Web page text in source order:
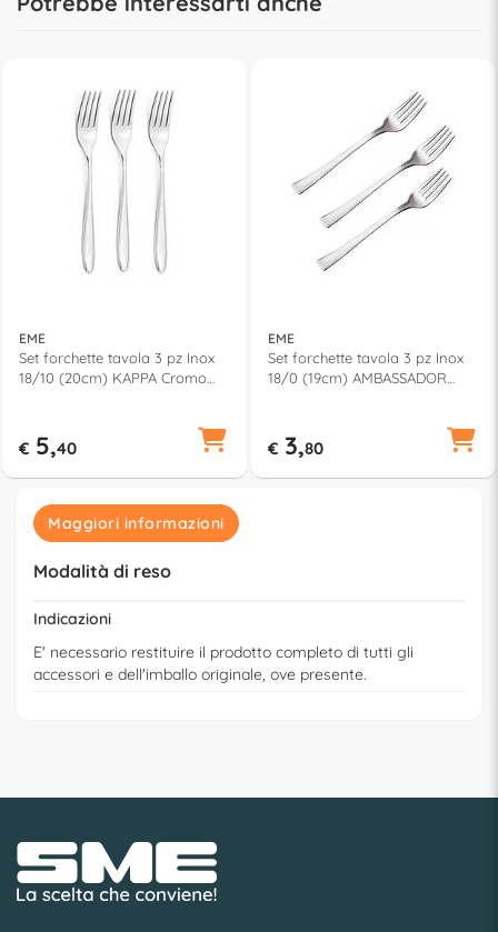
EME
Set forchette tavola 3 pz Inox
18/10 (20cm) KAPPA Cromo
€ 5,40
EME
Set forchette tavola 3 pz Inox
18/0 (19cm) AMBASSADOR
€ 3,80
Maggiori informazioni
Modalità di reso
Indicazioni
E' necessario restituire il prodotto completo di tutti gli
accessori e dell'imballo originale, ove presente.